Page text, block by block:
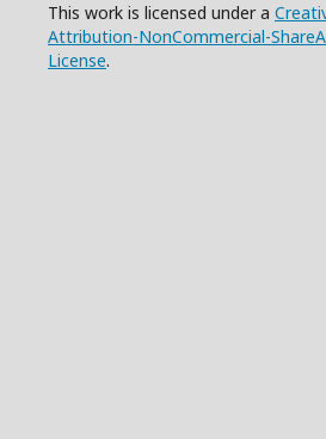
This work is licensed under a
Attribution-NonCommercial-
License.